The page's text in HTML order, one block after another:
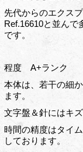
先代からのエクス
Ref.16610と並んで
です。
程度 A+ランク
本体は、若干の細
ます。
文字盤＆針にはキ
時間の精度はタイ
しております。